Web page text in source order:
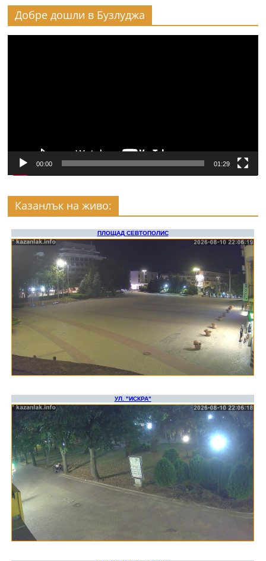
Добре дошли в Бузлуджа
00:00 01:29
Казанлък на живо: